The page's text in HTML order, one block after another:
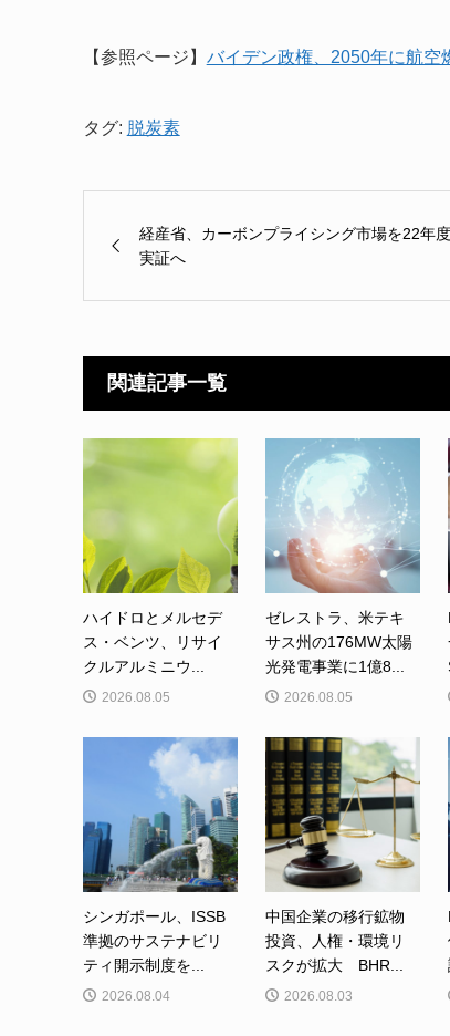
【参照ページ】 バイデン政権、2050年に航空
タグ: 脱炭素
経産省、カーボンプライシング市場を22年
実証へ
関連記事一覧
ハイドロとメルセデ
ス・ベンツ、リサイ
クルアルミニウ...
2026.08.05
ゼレストラ、米テキ
サス州の176MW太陽
光発電事業に1億8...
2026.08.05
シンガポール、ISSB
準拠のサステナビリ
ティ開示制度を...
2026.08.04
中国企業の移行鉱物
投資、人権・環境リ
スクが拡大 BHR...
2026.08.03